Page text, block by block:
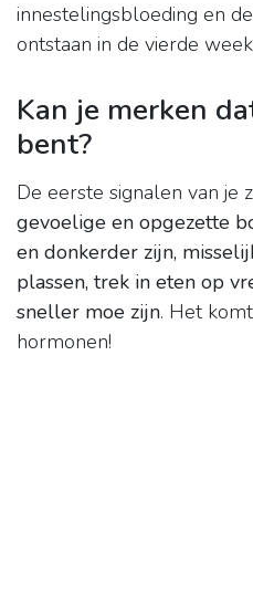
innestelingsbloeding en
ontstaan in de vierde
Kan je merken
bent?
De eerste signalen van je
gevoelige en opgezette
en donkerder zijn,
plassen, trek in eten op
sneller moe zijn. Het
hormonen!